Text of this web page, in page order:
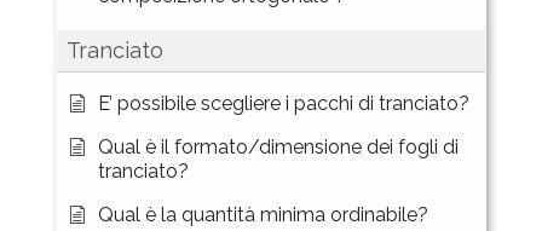
Tranciato
E’ possibile scegliere i pacchi di tranciato?
Qual è il formato/dimensione dei fogli di
tranciato?
Qual è la quantità minima ordinabile?